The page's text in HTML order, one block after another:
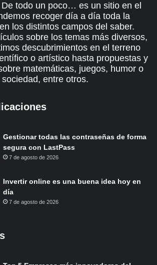
todo un poco… es un sitio en el
recoger día a día toda la
los distintos campos del saber.
sobre los temas más diversos,
descubrimientos en el terreno
o artístico hasta propuestas y
matemáticas, juegos, humor o
sociedad, entre otros.
Gestionar todas las contraseñas de forma
segura con LastPass
7 de agosto de 2026
Invertir online es una buena idea hoy en
día
7 de agosto de 2026